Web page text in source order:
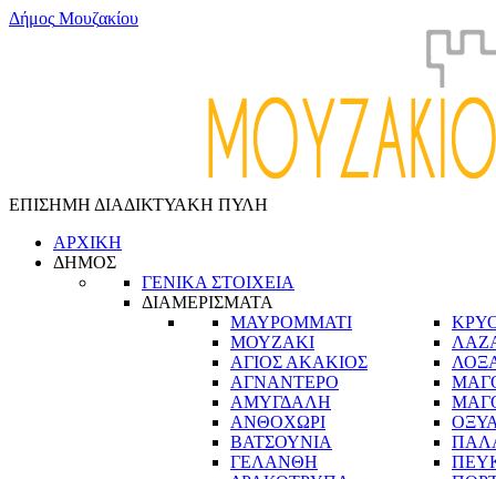
Δήμος Μουζακίου
ΕΠΙΣΗΜΗ ΔΙΑΔΙΚΤΥΑΚΗ ΠΥΛΗ
ΑΡΧΙΚΗ
ΔΗΜΟΣ
ΓΕΝΙΚΑ ΣΤΟΙΧΕΙΑ
ΔΙΑΜΕΡΙΣΜΑΤΑ
ΜΑΥΡΟΜΜΑΤΙ
ΜΟΥΖΑΚΙ
ΑΓΙΟΣ ΑΚΑΚΙΟΣ
ΑΓΝΑΝΤΕΡΟ
ΑΜΥΓΔΑΛΗ
ΑΝΘΟΧΩΡΙ
ΒΑΤΣΟΥΝΙΑ
ΓΕΛΑΝΘΗ